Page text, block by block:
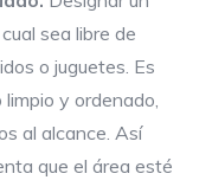
sea libre de
o juguetes. Es
y ordenado,
al alcance. Así
que el área esté